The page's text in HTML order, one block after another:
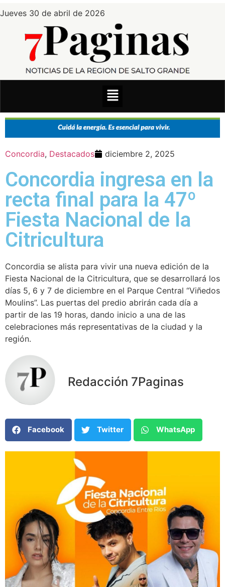
Jueves 30 de abril de 2026
Concordia, Destacados diciembre 2, 2025
Concordia ingresa en la
recta final para la 47º
Fiesta Nacional de la
Citricultura
Concordia se alista para vivir una nueva edición de la
Fiesta Nacional de la Citricultura, que se desarrollará los
días 5, 6 y 7 de diciembre en el Parque Central “Viñedos
Moulins”. Las puertas del predio abrirán cada día a
partir de las 19 horas, dando inicio a una de las
celebraciones más representativas de la ciudad y la
región.
Redacción 7Paginas
Facebook Twitter WhatsApp